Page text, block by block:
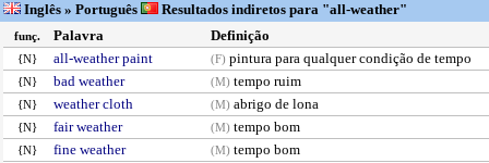
Inglês » Português Resultados indiretos para "all-weather"
funç. Palavra Definição
{N} all-weather paint (F) pintura para qualquer condição de tempo
{N} bad weather (M) tempo ruim
{N} weather cloth (M) abrigo de lona
{N} fair weather (M) tempo bom
{N} fine weather (M) tempo bom